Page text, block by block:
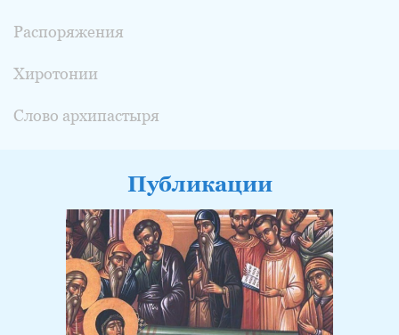
Распоряжения
Хиротонии
Слово архипастыря
Публикации